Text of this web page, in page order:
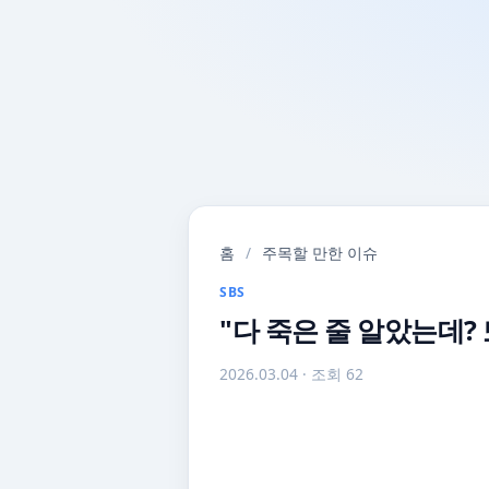
홈 / 주목할 만한 이슈
SBS
"다 죽은 줄 알았는데
2026.03.04 · 조회 62